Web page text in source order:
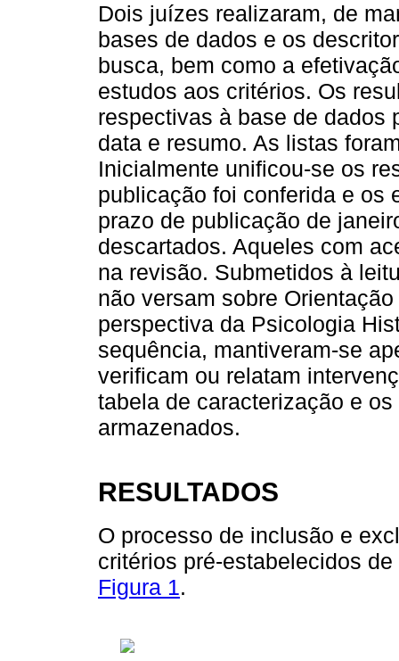
Dois juízes realizaram, de
bases de dados e os
busca, bem como a
estudos aos critérios. Os
respectivas à base de dados
data e resumo. As listas
Inicialmente unificou-se os
publicação foi conferida e os
prazo de publicação de
descartados. Aqueles com
na revisão. Submetidos à
não versam sobre
perspectiva da Psicologia
sequência, mantiveram-se
verificam ou relatam
tabela de caracterização e
armazenados.
RESULTADOS
O processo de inclusão e
critérios pré-estabelecidos
Figura 1.